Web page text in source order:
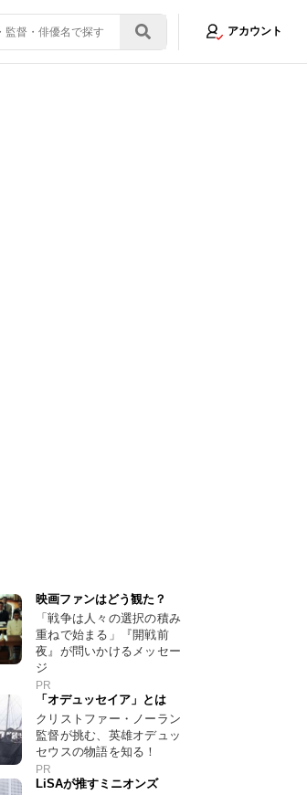
アカウント
』「人間の深い愛や葛藤も見どころだと思います
映画ファンはどう観た？
「戦争は人々の選択の積み
重ねで始まる」『開戦前
夜』が問いかけるメッセー
ジ
PR
「オデュッセイア」とは
クリストファー・ノーラン
監督が挑む、英雄オデュッ
セウスの物語を知る！
PR
LiSAが推すミニオンズ